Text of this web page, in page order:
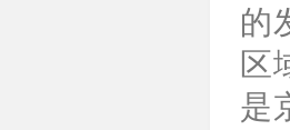
的
区
是